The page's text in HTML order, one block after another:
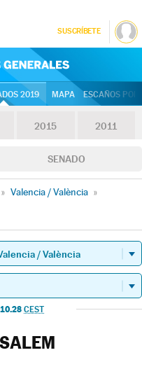
SUSCRÍBETE
2019 MAPA ESCAÑOS
2015 2011
SENADO
» Valencia / València »
10.28 CEST